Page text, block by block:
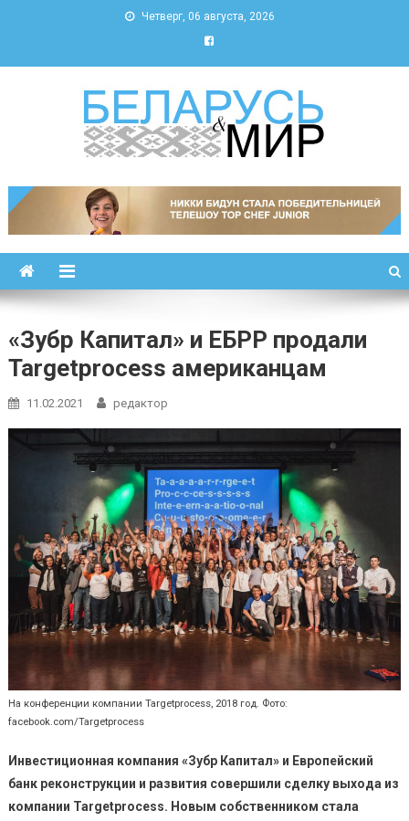
Четверг, 06 августа, 2026
Беларусь и мир
«Зубр Капитал» и ЕБРР продали
Targetprocess американцам
11.02.2021 редактор
На конференции компании Targetprocess, 2018 год. Фото:
facebook.com/Targetprocess
Инвестиционная компания «Зубр Капитал» и Европейский
банк реконструкции и развития совершили сделку выхода из
компании Targetprocess. Новым собственником стала